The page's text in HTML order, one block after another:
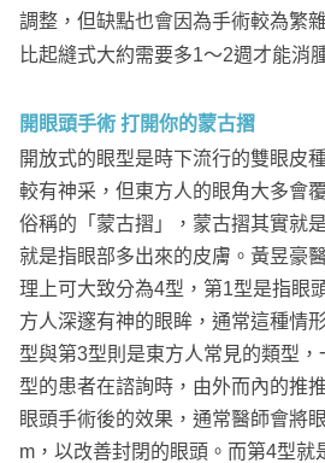
調整，但缺點也會因為手術較為繁
比起縫式大約需要多1～2週才能消
開眼頭手術 打開你的蒙古摺
開放式的眼型是時下流行的雙眼皮
較有神采，但東方人的眼角大多會
俗稱的「蒙古摺」，蒙古摺其實就
就是指眼部多出來的皮膚。黃昱豪
理上可大致分為4型，第1型是指眼
方人深邃有神的眼眸，通常這種情
型與第3型則是東方人常見的類型
型的患者在諮詢時，由外而內的推
眼頭手術後的效果，通常醫師會將
m，以改善封閉的眼頭。而第4型就